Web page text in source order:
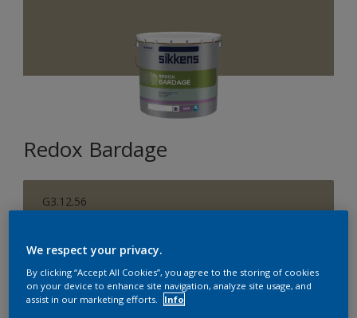
Redox Bardage
G3.12.56
1 L 5 L 15 L
We respect your privacy.
By clicking “Accept All Cookies”, you agree to the storing of cookies
on your device to enhance site navigation, analyze site usage, and
assist in our marketing efforts.
Info